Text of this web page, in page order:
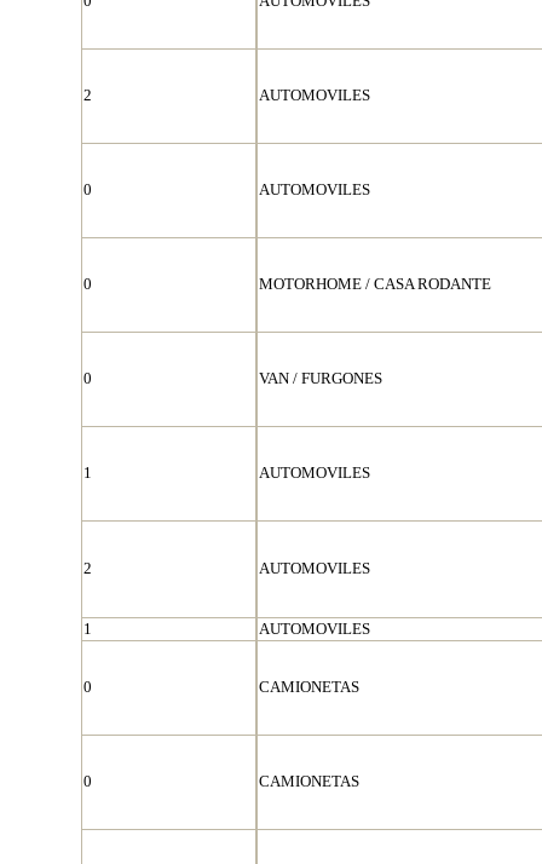
2 AUTOMOVILES
0 AUTOMOVILES
0 MOTORHOME / CASA RODANTE
0 VAN / FURGONES
1 AUTOMOVILES
2 AUTOMOVILES
1 AUTOMOVILES
0 CAMIONETAS
0 CAMIONETAS